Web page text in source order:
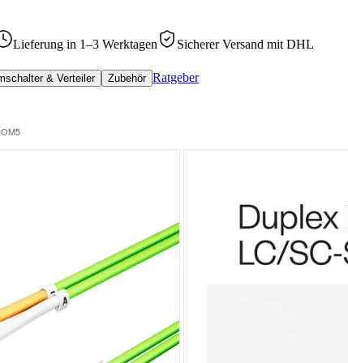
Lieferung in 1–3 Werktagen Sicherer Versand mit DHL
& Verteiler Zubehör Ratgeber